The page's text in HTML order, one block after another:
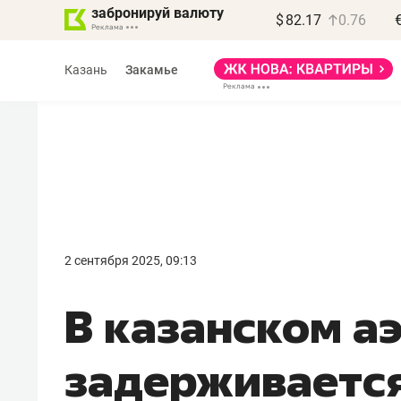
забронируй валюту $ 82.17 0.76
Казань Закамье
2 сентября 2025, 09:13
В казанском
правил, бизнес может
потерять минимум